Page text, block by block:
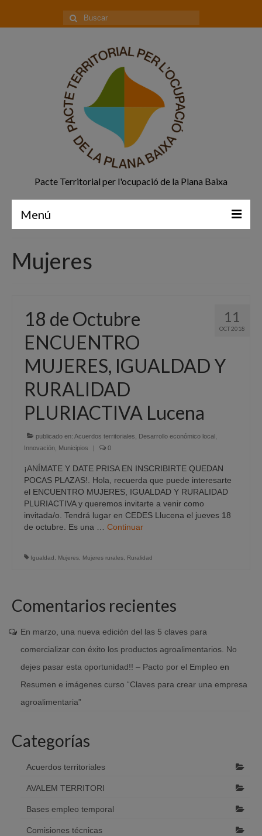
Buscar
por:
Pacte Territorial per l'ocupació de la Plana Baixa
Menú
Quiénes Somos
Proyectos finalizados
Comunicación
Sede Electrónica
Portal de empleo
Empleo Público
Buzón denuncias
Gastrofest
Información empresas incendio
Mujeres
11
OCT 2018
18 de Octubre
ENCUENTRO
MUJERES, IGUALDAD Y
RURALIDAD
PLURIACTIVA Lucena
publicado en: Acuerdos territoriales Desarrollo económico local
Innovación Municipios | 0
¡ANÍMATE Y DATE PRISA EN INSCRIBIRTE QUEDAN
POCAS PLAZAS!. Hola, recuerda que puede interesarte
el ENCUENTRO MUJERES, IGUALDAD Y RURALIDAD
PLURIACTIVA y queremos invitarte a venir como
invitada/o. Tendrá lugar en CEDES Llucena el jueves 18
de octubre. Es una … Continuar
Igualdad Mujeres Mujeres rurales Ruralidad
Comentarios recientes
En marzo, una nueva edición del las 5 claves para
comercializar con éxito los productos agroalimentarios. No
dejes pasar esta oportunidad!! – Pacto por el Empleo en
Resumen e imágenes curso “Claves para crear una empresa
agroalimentaria”
Categorías
Acuerdos territoriales
AVALEM TERRITORI
Bases empleo temporal
Comisiones técnicas